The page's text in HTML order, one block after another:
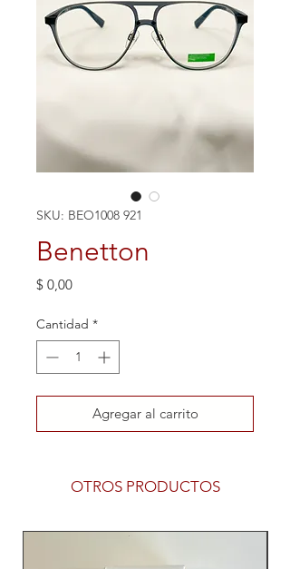
SKU: BEO1008 921
Benetton
$ 0,00Precio
Cantidad *
Agregar al carrito
OTROS PRODUCTOS